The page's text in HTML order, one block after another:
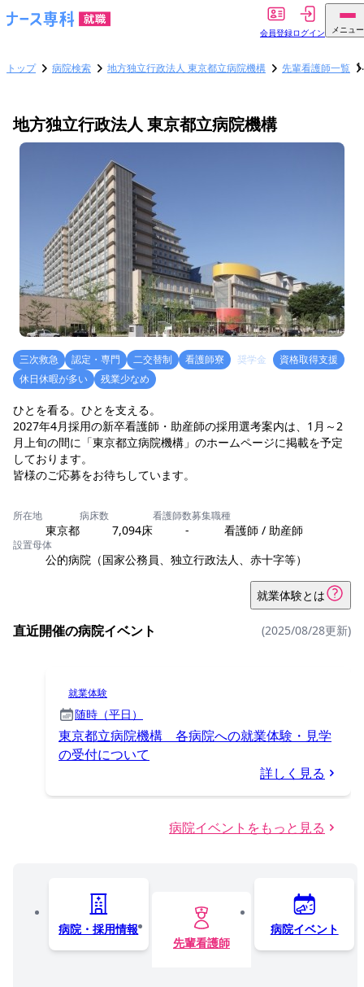
会員登録ログイン メニュー
トップ 病院検索 地方独立行政法人 東京都立病院機構 先輩看護師一覧
地方独立行政法人 東京都立病院機構
三次救急 認定・専門 二交替制 看護師寮 奨学金
資格取得支援
休日休暇が多い
残業少なめ
ひとを看る。ひとを支える。
2027年4月採用の新卒看護師・助産師の採用選考案内は、1月～2
月上旬の間に「東京都立病院機構」のホームページに掲載を予定
しております。
所在地
東京都
病床数
7,094床
看護師数
-
募集職種
看護師 / 助産師
設置母体
公的病院（国家公務員、独立行政法人、赤十字等）
就業体験とは
直近開催の病院イベント (2025/08/28更新)
就業体験
随時（平日）
東京都立病院機構 各病院への就業体験・見学
の受付について
詳しく見る
病院イベントをもっと見る
病院・採用情報
先輩看護師
病院イベント